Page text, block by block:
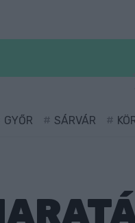
GYŐR SÁRVÁR